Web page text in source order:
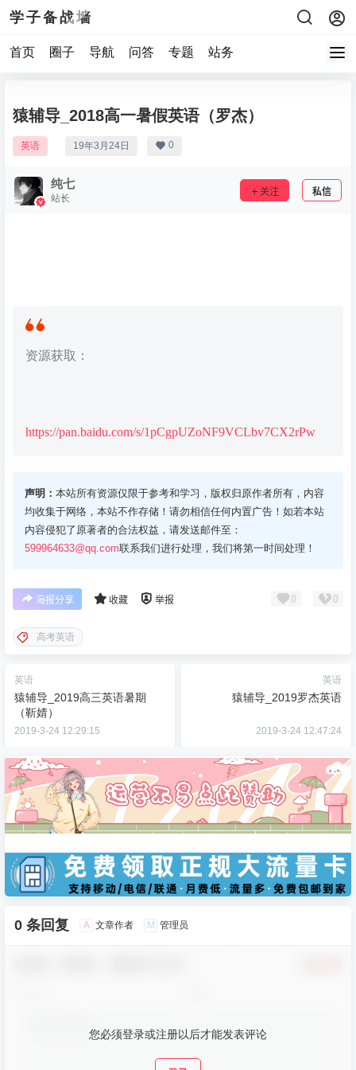
学子备战墙
首页 圈子 导航 问答 专题 站务
猿辅导_2018高一暑假英语（罗杰）
英语 19年3月24日 0
纯七
站长
关注 私信
资源获取：
https://pan.baidu.com/s/1pCgpUZoNF9VCLbv7CX2rPw
声明： 本站所有资源仅限于参考和学习，版权归原作者所有，内容
均收集于网络，本站不作存储！请勿相信任何内置广告！如若本站
内容侵犯了原著者的合法权益，请发送邮件至：
599964633@qq.com联系我们进行处理，我们将第一时间处理！
海报分享 收藏 举报 0 0
高考英语
英语
猿辅导_2019高三英语暑期
（靳婧）
2019-3-24 12:29:15
英语
猿辅导_2019罗杰英语
2019-3-24 12:47:24
0 条回复 A 文章作者 M 管理员
您必须登录或注册以后才能发表评论